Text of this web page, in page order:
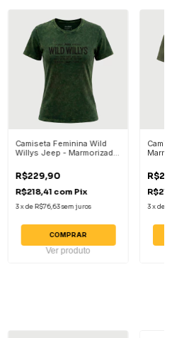
Camiseta Feminina Wild
Willys Jeep - Marmorizada
R$229,90
R$218,41 com Pix
3xdeR$76,63sem juros
COMPRAR
Ver produto
3xde